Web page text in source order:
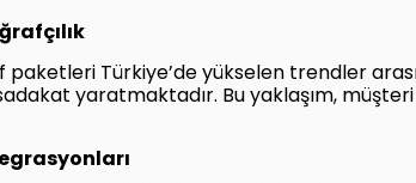
Türkiye’de yükselen trendler
yaratmaktadır. Bu yaklaşım,